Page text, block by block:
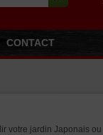
CONTACT
votre jardin Japonais